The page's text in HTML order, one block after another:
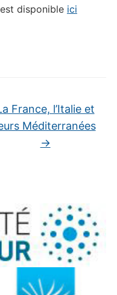
disponible ici
France, l’Italie et
Méditerranées
→